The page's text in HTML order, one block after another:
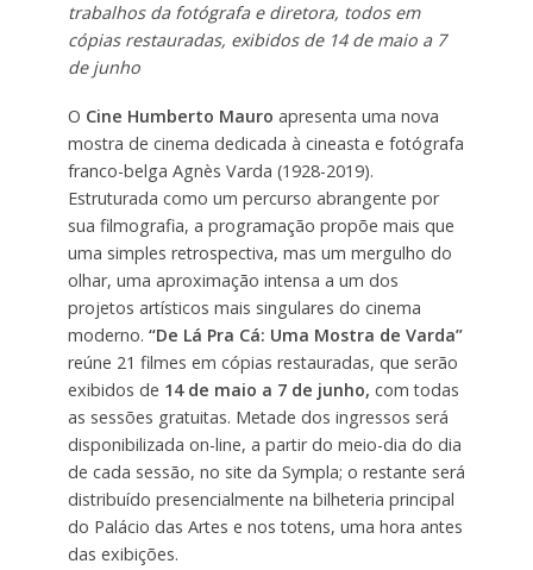
trabalhos da fotógrafa e diretora, todos em
cópias restauradas, exibidos de 14 de maio a 7
de junho
O Cine Humberto Mauro apresenta uma nova
mostra de cinema dedicada à cineasta e fotógrafa
franco-belga Agnès Varda (1928-2019).
Estruturada como um percurso abrangente por
sua filmografia, a programação propõe mais que
uma simples retrospectiva, mas um mergulho do
olhar, uma aproximação intensa a um dos
projetos artísticos mais singulares do cinema
moderno. “De Lá Pra Cá: Uma Mostra de Varda”
reúne 21 filmes em cópias restauradas, que serão
exibidos de 14 de maio a 7 de junho, com todas
as sessões gratuitas. Metade dos ingressos será
disponibilizada on-line, a partir do meio-dia do dia
de cada sessão, no site da Sympla; o restante será
distribuído presencialmente na bilheteria principal
do Palácio das Artes e nos totens, uma hora antes
das exibições.